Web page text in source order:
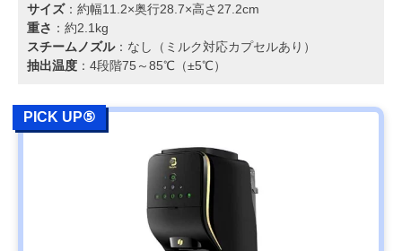
サイズ：約幅11.2×奥行28.7×高さ27.2cm
重さ ：約2.1kg
スチームノズル：なし（ミルク対応カプセルあり）
抽出温度 ：4段階75～85℃（±5℃）
PICK UP⑤